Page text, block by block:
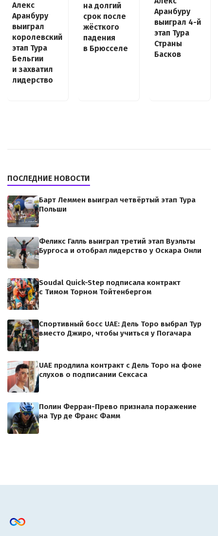
Алекс
Аранбуру
выиграл
королевский
этап Тура
Бельгии
и захватил
лидерство
на долгий
срок после
жёсткого
падения
в Брюсселе
Аранбуру
выиграл 4-й
этап Тура
Страны
Басков
ПОСЛЕДНИЕ НОВОСТИ
Барт Леммен выиграл четвёртый этап Тура
Польши
Феликс Галль выиграл третий этап Вуэльты
Бургоса и отобрал лидерство у Оскара Онли
Soudal Quick-Step подписала контракт
с Тимом Торном Тойтенбергом
Спортивный босс UAE: Дель Торо выбрал Тур
вместо Джиро, чтобы учиться у Погачара
UAE продлила контракт с Дель Торо на фоне
слухов о подписании Сексаса
Полин Ферран-Прево признала поражение
на Тур де Франс Фамм